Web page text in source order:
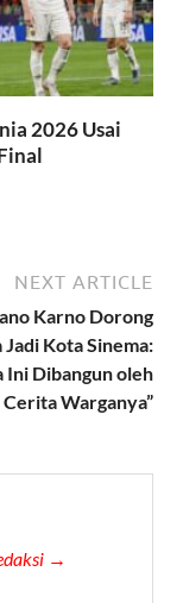
2026 Usai
NEXT ARTICLE
Karno Dorong
Kota Sinema:
Ini Dibangun oleh
Cerita Warganya”
→